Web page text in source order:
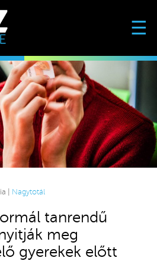
☰
| Nagytotál
tanrendű
meg
gyerekek előtt